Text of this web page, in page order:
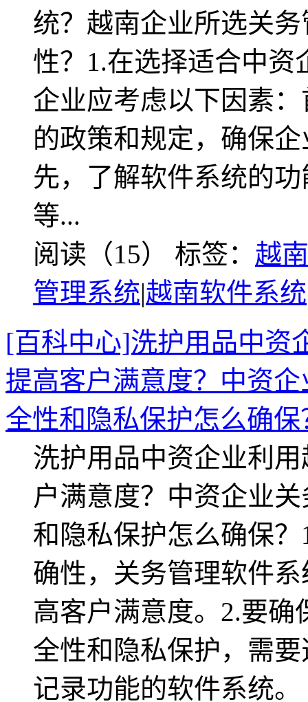
统？越南企业所选关
性？1.在选择适合中
企业应考虑以下因素
的政策和规定，确保
先，了解软件系统的
等...
阅读（15） 标签： 越
管理系统|越南软件系统
[百科中心]洗护用品中资
提高客户满意度？中资
全性和隐私保护怎么确保
洗护用品中资企业利
户满意度？中资企业
和隐私保护怎么确保
确性，关务管理软件
高客户满意度。2.要
全性和隐私保护，需
记录功能的软件系统。